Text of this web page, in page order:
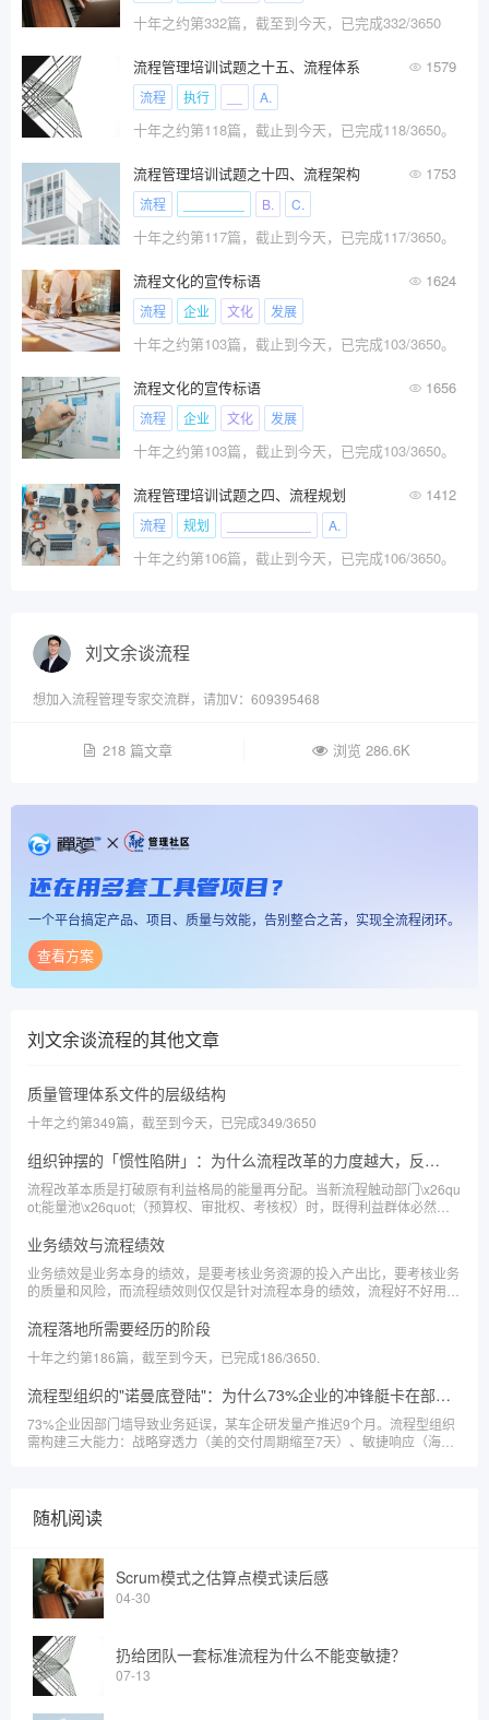
十年之约第332篇，截至到今天，已完成332/3650
流程管理培训试题之十五、流程体系 1579
流程 执行 A.
十年之约第118篇，截止到今天，已完成118/3650。
流程管理培训试题之十四、流程架构 1753
流程 B. C.
十年之约第117篇，截止到今天，已完成117/3650。
流程文化的宣传标语 1624
流程 企业 文化 发展
十年之约第103篇，截止到今天，已完成103/3650。
流程文化的宣传标语 1656
流程 企业 文化 发展
十年之约第103篇，截止到今天，已完成103/3650。
流程管理培训试题之四、流程规划 1412
流程 规划 A.
十年之约第106篇，截止到今天，已完成106/3650。
刘文余谈流程
想加入流程管理专家交流群，请加V：609395468
218 篇文章 浏览 286.6K
还在用多套工具管项目？
一个平台搞定产品、项目、质量与效能，告别整合之苦，实现全流程闭环。
查看方案
刘文余谈流程的其他文章
质量管理体系文件的层级结构
十年之约第349篇，截至到今天，已完成349/3650
组织钟摆的「惯性陷阱」：为什么流程改革的力度越大，反弹越狠？
流程改革本质是打破原有利益格局的能量再分配。当新流程触动部门\x26qu
ot;能量池\x26quot;（预算权、审批权、考核权）时，既得利益群体必然通
业务绩效与流程绩效
业务绩效是业务本身的绩效，是要考核业务资源的投入产出比，要考核业务
的质量和风险，而流程绩效则仅仅是针对流程本身的绩效，流程好不好用，
绩效要考虑的事情，但工具不是业务。
流程落地所需要经历的阶段
十年之约第186篇，截至到今天，已完成186/3650.
流程型组织的"诺曼底登陆"：为什么73%企业的冲锋艇卡在部门墙的滩头？
73%企业因部门墙导致业务延误，某车企研发量产推迟9个月。流程型组织
需构建三大能力：战略穿透力（美的交付周期缩至7天）、敏捷响应（海尔
随机阅读
Scrum模式之估算点模式读后感
04-30
扔给团队一套标准流程为什么不能变敏捷？
07-13